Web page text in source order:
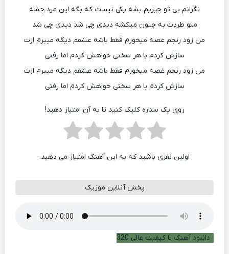
نگرانم بی تو چیزیم بشه یکی نیست که بگه این مرد چشه
منو طردت به جنون میکشه دیدی چی شد دیدی چی شد
من زود رنجم غصه میخورم فقط باشه عشقم دیگه میبرم ازت
سازش کردم با هر سختی خواهش کردم اما رفتی
من زود رنجم غصه میخورم فقط باشه عشقم دیگه میبرم ازت
سازش کردم با هر سختی خواهش کردم اما رفتی
روی یک ستاره کلیک کنید تا به آن امتیاز دهید!
اولین نفری باشید که به این آهنگ امتیاز می دهید.
پخش آنلاین موزیک
دانلود آهنگ با کیفیت عالی 320